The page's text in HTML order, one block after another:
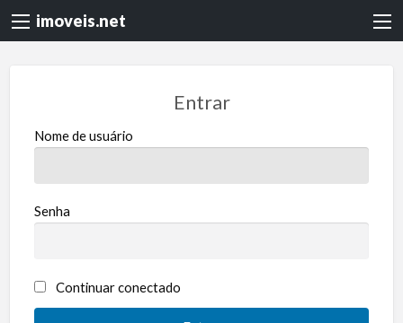
imoveis.net
Entrar
Nome de usuário
Senha
Continuar conectado